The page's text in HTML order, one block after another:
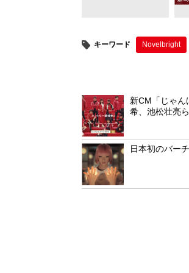
キーワード Novelbright
新CM「じゃ
希、池松壮亮
日本初のバー